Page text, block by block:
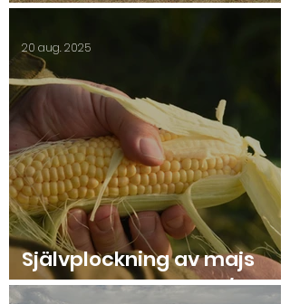
Sommarmöte 2025
Självplockning av majs
2025 start lördag 23/8.
20 aug. 2025